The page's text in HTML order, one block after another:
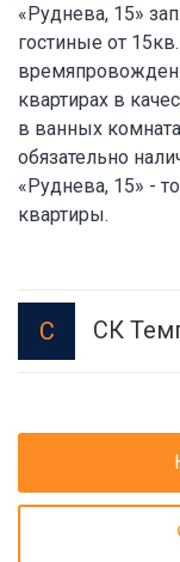
«Руднева, 15»
гостиные от
квартирах в
в ванных
обязательно
«Руднева, 15» -
квартиры.
С СК